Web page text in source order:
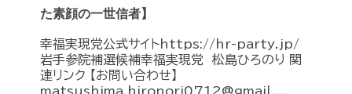
た素顔の一世信者】
幸福実現党公式サイトhttps://hr-party.jp/
岩手参院補選候補幸福実現党 松島ひろのり 関
連リンク 【お問い合わせ】
matsushima.hironori0712@gmail....